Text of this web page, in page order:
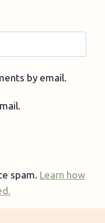
by email.
spam. Learn how